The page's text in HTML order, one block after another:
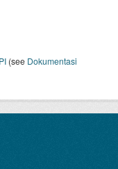
(see Dokumentasi